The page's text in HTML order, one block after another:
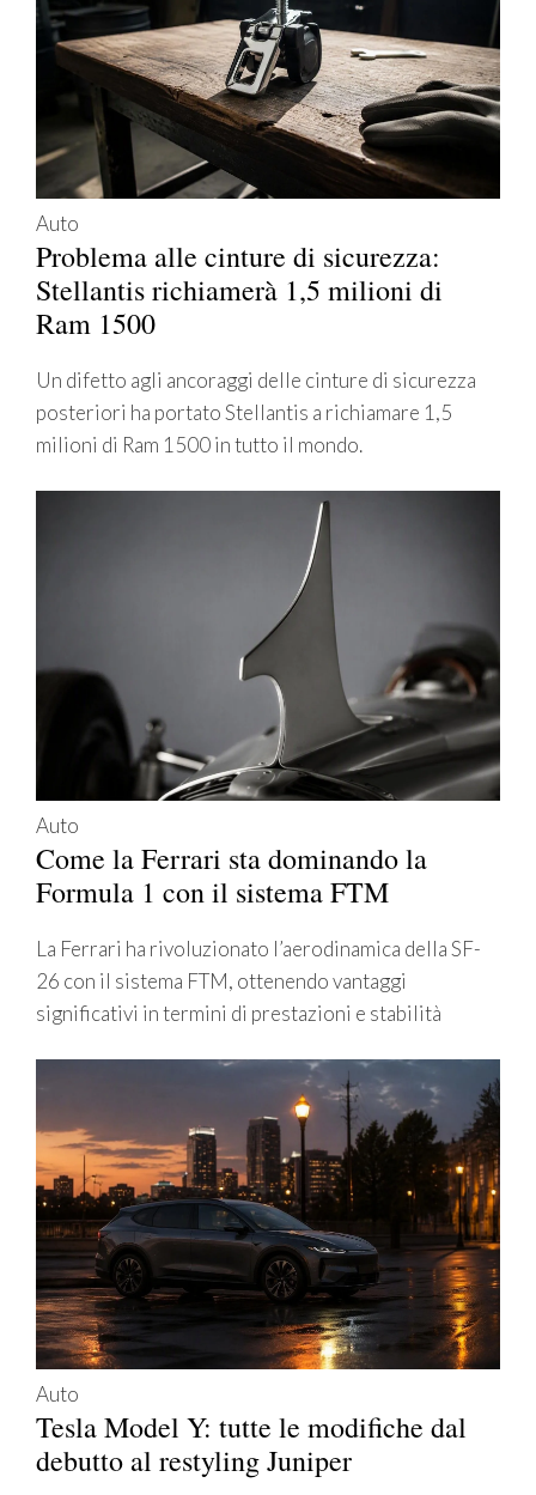
Auto
Problema alle cinture di sicurezza:
Stellantis richiamerà 1,5 milioni di
Ram 1500
Un difetto agli ancoraggi delle cinture di sicurezza
posteriori ha portato Stellantis a richiamare 1,5
milioni di Ram 1500 in tutto il mondo.
Auto
Come la Ferrari sta dominando la
Formula 1 con il sistema FTM
La Ferrari ha rivoluzionato l’aerodinamica della SF-
26 con il sistema FTM, ottenendo vantaggi
significativi in termini di prestazioni e stabilità
Auto
Tesla Model Y: tutte le modifiche dal
debutto al restyling Juniper